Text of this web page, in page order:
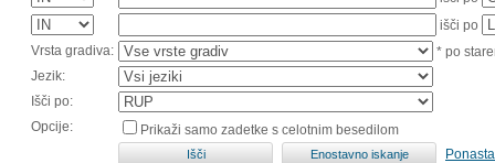
išči po
Vrsta gradiva:
* po
Jezik:
Išči po:
Opcije:
Prikaži samo zadetke s celotnim besedilom